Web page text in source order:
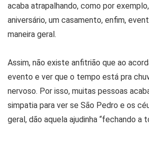
acaba atrapalhando, como por
aniversário, um casamento, enfim,
maneira geral.
Assim, não existe anfitrião que ao
evento e ver que o tempo está pra
nervoso. Por isso, muitas pessoas
simpatia para ver se São Pedro e os
geral, dão aquela ajudinha “fechando a